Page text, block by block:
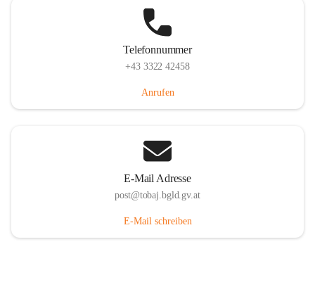
Telefonnummer
+43 3322 42458
Anrufen
E-Mail Adresse
post@tobaj.bgld.gv.at
E-Mail schreiben